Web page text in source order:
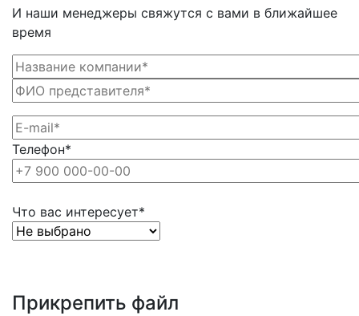
И наши менеджеры свяжутся с вами в ближайшее
время
Телефон*
Что вас интересует*
Прикрепить файл